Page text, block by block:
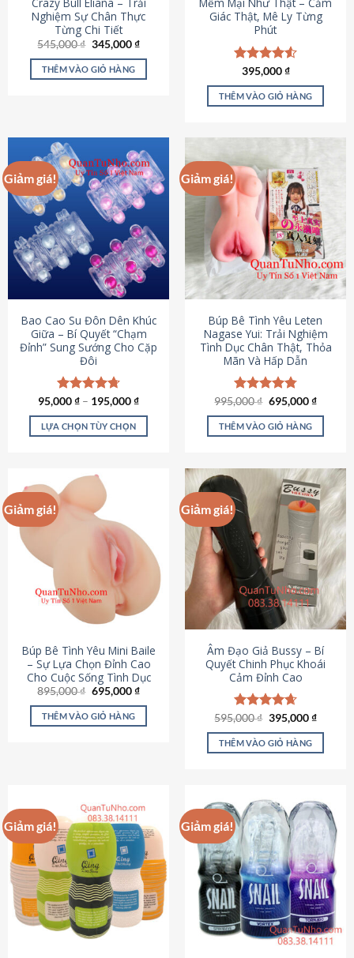
Crazy Bull Eliana – Trải
Nghiệm Sự Chân Thực
Từng Chi Tiết
545,000₫ Giá
là:
545,000 ₫.
345,000₫Giá
tại
THÊM VÀO GIỎ HÀNG
Mềm Mại Như Thật – Cảm
Giác Thật, Mê Ly Từng
Phút
Được xếp
hạng4.53
5 sao
395,000₫
THÊM VÀO GIỎ HÀNG
Giảm giá!
Bao Cao Su Đôn Dên Khúc
Giữa – Bí Quyết “Chạm
Đỉnh” Sung Sướng Cho Cặp
Đôi
Được xếp
hạng4.70
5 sao
95,000₫ – 195,000₫
LỰA CHỌN TÙY CHỌN
này
nhiều
biến
thể.
chọn
thể
chọn
trên
trang
sản
phẩm
Giảm giá!
Búp Bê Tình Yêu Leten
Nagase Yui: Trải Nghiệm
Tình Dục Chân Thật, Thỏa
Mãn Và Hấp Dẫn
Được xếp
hạng4.80
5 sao
995,000₫ Giá
là:
995,000 ₫.
695,000₫Giá
tại
THÊM VÀO GIỎ HÀNG
Giảm giá!
Búp Bê Tình Yêu Mini Baile
– Sự Lựa Chọn Đỉnh Cao
Cho Cuộc Sống Tình Dục
895,000₫ Giá
là:
895,000 ₫.
695,000₫Giá
tại
THÊM VÀO GIỎ HÀNG
Giảm giá!
Âm Đạo Giả Bussy – Bí
Quyết Chinh Phục Khoái
Cảm Đỉnh Cao
Được xếp
hạng4.64
5 sao
595,000₫ Giá
là:
595,000 ₫.
395,000₫Giá
tại
THÊM VÀO GIỎ HÀNG
Giảm giá! Giảm giá!